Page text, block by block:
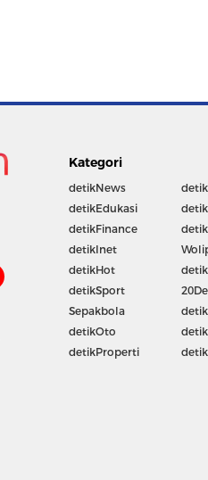
Kategori
detikNews
detikEdukasi
detikFinance
detikInet
detikHot
detikSport
Sepakbola
detikOto
detikProperti